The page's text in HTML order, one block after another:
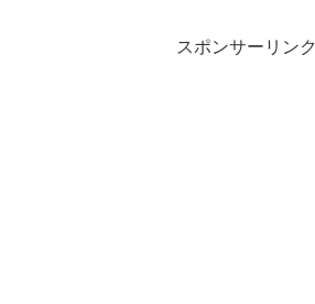
スポンサーリンク